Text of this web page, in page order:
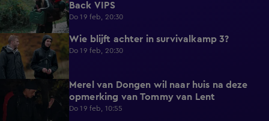
Back VIPS
Do 19 feb, 20:30
6:56 Wie blijft achter in survivalkamp 3?
Do 19 feb, 20:30
Merel van Dongen wil naar huis na deze
opmerking van Tommy van Lent
Do 19 feb, 10:55